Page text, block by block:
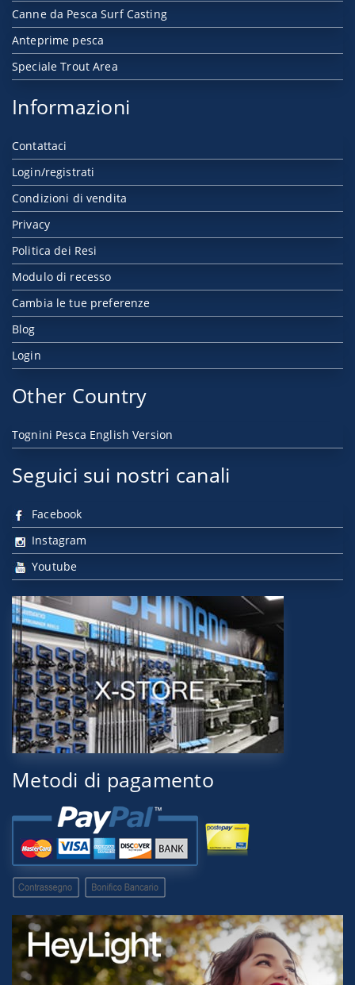
Canne da Pesca Surf Casting
Anteprime pesca
Speciale Trout Area
Informazioni
Contattaci
Login/registrati
Condizioni di vendita
Privacy
Politica dei Resi
Modulo di recesso
Cambia le tue preferenze
Blog
Login
Other Country
Tognini Pesca English Version
Seguici sui nostri canali
Facebook
Instagram
Youtube
Metodi di pagamento